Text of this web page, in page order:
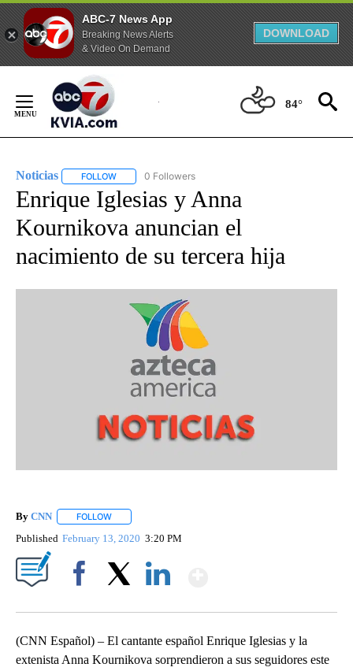
ABC-7 News App
Breaking News Alerts
& Video On Demand
DOWNLOAD
Content
84°
Noticias FOLLOW FOLLOW "NOTICIAS" TO RECEIVE NOTIFICATIONS
0 Followers
Enrique Iglesias y Anna
Kournikova anuncian el
nacimiento de su tercera hija
By CNN FOLLOW
Published February 13, 2020 3:20 PM
(CNN Español) – El cantante español Enrique Iglesias y la
extenista Anna Kournikova sorprendieron a sus seguidores este